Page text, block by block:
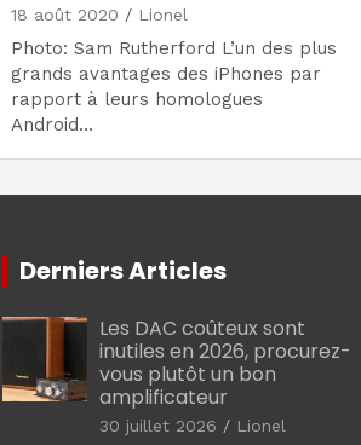
18 août 2020 Lionel
Photo: Sam Rutherford L’un des plus
grands avantages des iPhones par
rapport à leurs homologues
Android…
Derniers Articles
Les DAC coûteux sont
inutiles en 2026, procurez-
vous plutôt un bon
amplificateur
30 juillet 2026 Lionel